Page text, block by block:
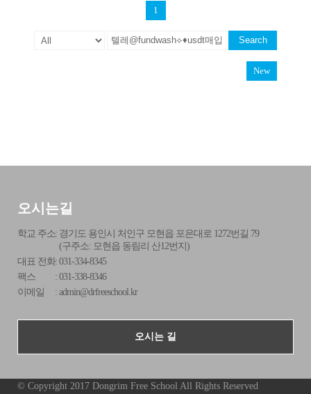
1
Search
New
오시는길
학교 주소: 경기도 용인시 처인구 모현읍 포은대로 1272번길 79
(구주소: 모현읍 동림리 산12번지)
대표 전화: 031-334-8345
팩스
: 031-338-8346
이메일
: admin@drfreeschool.kr
오시는 길
© Copyright 2017 Dongrim Free School All Rights Reserved